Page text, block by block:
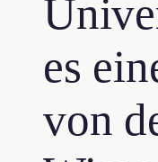
es
von